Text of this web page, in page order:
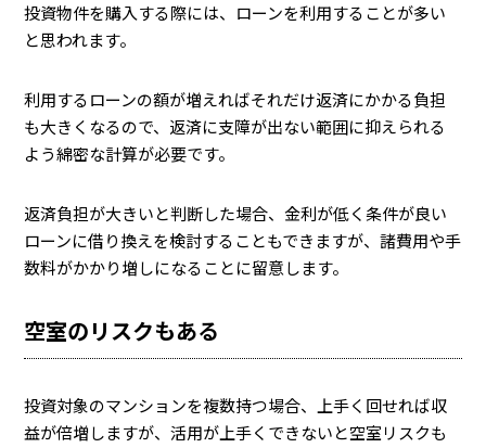
投資物件を購入する際には、ローンを利用することが多い
と思われます。
利用するローンの額が増えればそれだけ返済にかかる負担
も大きくなるので、返済に支障が出ない範囲に抑えられる
よう綿密な計算が必要です。
返済負担が大きいと判断した場合、金利が低く条件が良い
ローンに借り換えを検討することもできますが、諸費用や手
数料がかかり増しになることに留意します。
空室のリスクもある
投資対象のマンションを複数持つ場合、上手く回せれば収
益が倍増しますが、活用が上手くできないと空室リスクも